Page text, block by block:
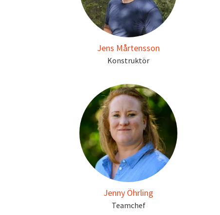
Jens Mårtensson
Konstruktör
Jenny Öhrling
Teamchef